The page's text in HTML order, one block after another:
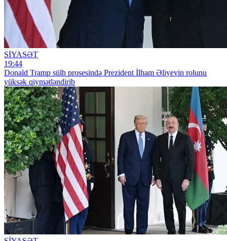
SİYASƏT
19:44
Donald Tramp sülh prosesində Prezident İlham Əliyevin rolunu
yüksək qiymətləndirib